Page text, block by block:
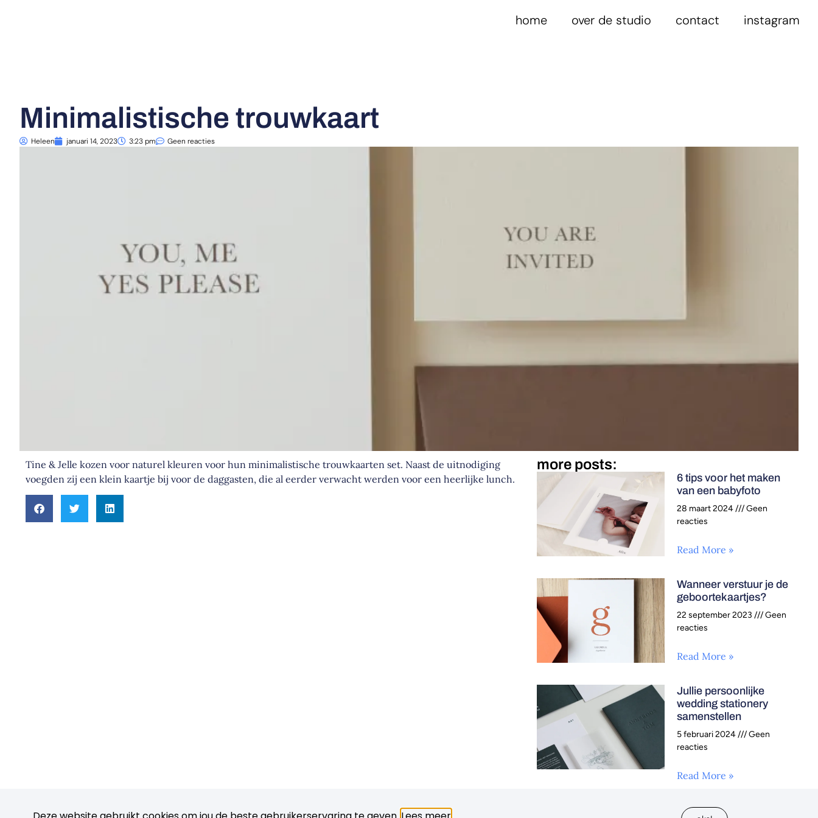
home over de studio contact instagram
Minimalistische trouwkaart
Heleen januari 14, 2023 3:23 pm Geen reacties
Tine & Jelle kozen voor naturel kleuren voor hun minimalistische trouwkaarten set. Naast de uitnodiging
voegden zij een klein kaartje bij voor de daggasten, die al eerder verwacht werden voor een heerlijke lunch.
more posts:
6 tips voor het maken
van een babyfoto
28 maart 2024
Geen
reacties
Read More »
Wanneer verstuur je de
geboortekaartjes?
22 september 2023
Geen
reacties
Read More »
Jullie persoonlijke
wedding stationery
samenstellen
5 februari 2024
Geen
reacties
Read More »